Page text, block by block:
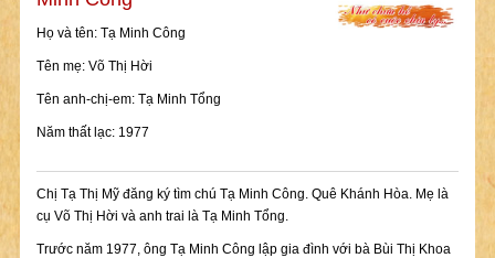
Họ và tên: Tạ Minh Công
Tên mẹ: Võ Thị Hời
Tên anh-chị-em: Tạ Minh Tổng
Năm thất lạc: 1977
Chị Tạ Thị Mỹ đăng ký tìm chú Tạ Minh Công. Quê Khánh Hòa. Mẹ là
cụ Võ Thị Hời và anh trai là Tạ Minh Tổng.
Trước năm 1977, ông Tạ Minh Công lập gia đình với bà Bùi Thị Khoa